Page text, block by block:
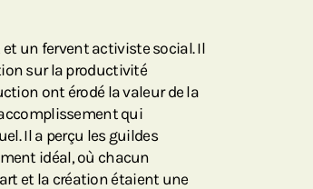
un fervent activiste social. Il
sur la productivité
ont érodé la valeur de la
qui
Il a perçu les guildes
idéal, où chacun
et la création étaient une